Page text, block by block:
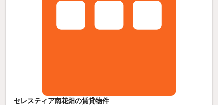
セレスティア南花畑の賃貸物件